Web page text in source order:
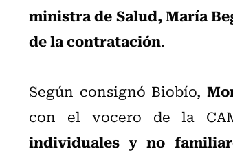
ministra de Salud, María
de la contratación.
Según consignó Biobío,
con el vocero de la
individuales y no